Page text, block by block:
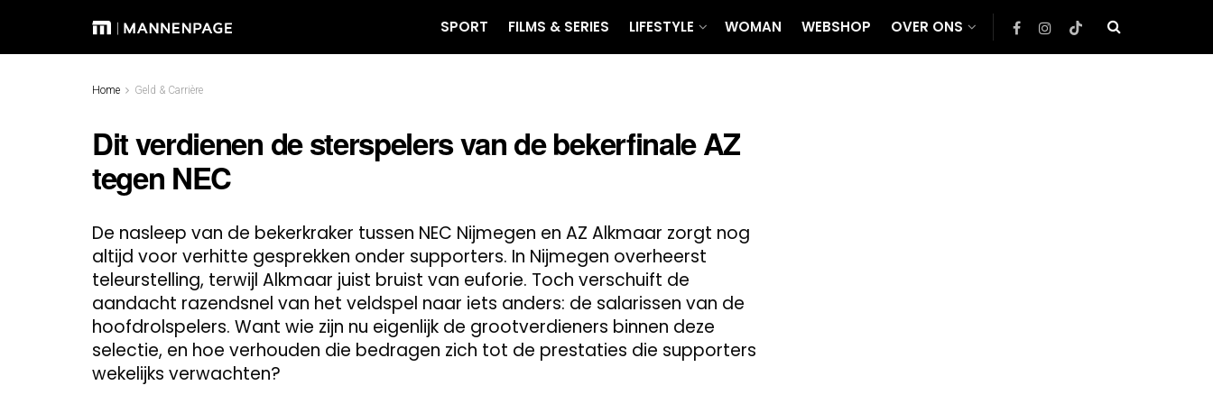
SPORT FILMS & SERIES LIFESTYLE WOMAN WEBSHOP OVER ONS
Home Geld & Carrière
Dit verdienen de sterspelers van de bekerfinale AZ
tegen NEC
De nasleep van de bekerkraker tussen NEC Nijmegen en AZ Alkmaar zorgt nog
altijd voor verhitte gesprekken onder supporters. In Nijmegen overheerst
teleurstelling, terwijl Alkmaar juist bruist van euforie. Toch verschuift de
aandacht razendsnel van het veldspel naar iets anders: de salarissen van de
hoofdrolspelers. Want wie zijn nu eigenlijk de grootverdieners binnen deze
selectie, en hoe verhouden die bedragen zich tot de prestaties die supporters
wekelijks verwachten?